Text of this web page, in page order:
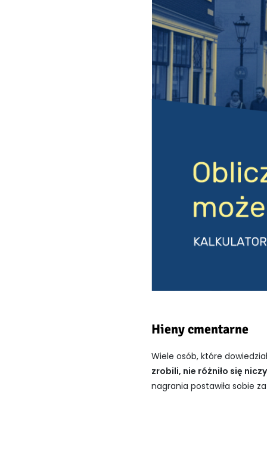
Hieny cmentarne
Wiele osób, które
zrobili, nie różniło się
nagrania postawiła sobie